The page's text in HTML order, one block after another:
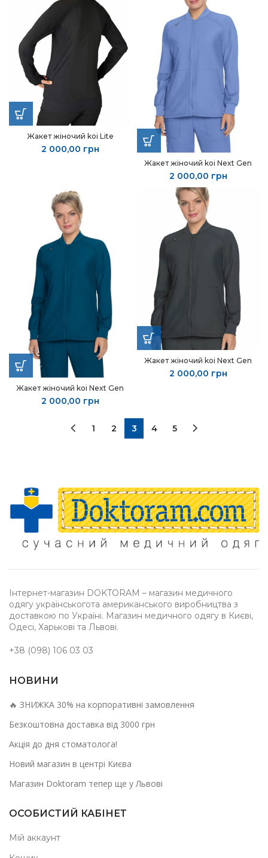
Жакет жіночий koi Lite
2 000,00 грн
Жакет жіночий koi Next Gen
2 000,00 грн
Жакет жіночий koi Next Gen
2 000,00 грн
Жакет жіночий koi Next Gen
2 000,00 грн
1 2 3 4 5
Інтернет-магазин DOKTORAM – магазин медичного
одягу українськогота американського виробництва з
доставкою по Україні. Магазин медичного одягу в Києві,
Одесі, Харькові та Львові.
+38 (098) 106 03 03
НОВИНИ
🔥 ЗНИЖКА 30% на корпоративні замовлення
Безкоштовна доставка від 3000 грн
Акція до дня стоматолога!
Новий магазин в центрі Києва
Магазин Doktoram тепер ще у Львові
ОСОБИСТИЙ КАБІНЕТ
Мій аккаунт